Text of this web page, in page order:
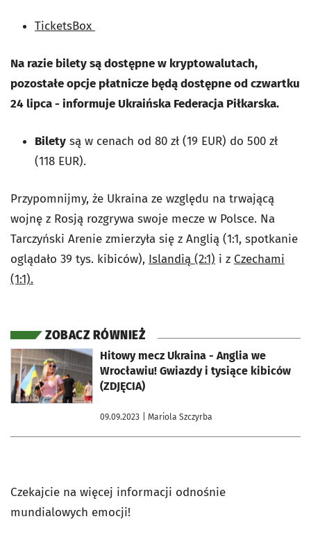
TicketsBox
Na razie bilety są dostępne w kryptowalutach,
pozostałe opcje płatnicze będą dostępne od czwartku
24 lipca - informuje Ukraińska Federacja Piłkarska.
Bilety są w cenach od 80 zł (19 EUR) do 500 zł
(118 EUR).
Przypomnijmy, że Ukraina ze względu na trwającą
wojnę z Rosją rozgrywa swoje mecze w Polsce. Na
Tarczyński Arenie zmierzyła się z Anglią (1:1, spotkanie
oglądało 39 tys. kibiców), Islandią (2:1) i z Czechami
(1:1).
ZOBACZ RÓWNIEŻ
Hitowy mecz Ukraina - Anglia we
Wrocławiu! Gwiazdy i tysiące kibiców
(ZDJĘCIA)
09.09.2023 | Mariola Szczyrba
otworzy się w nowej karcie
Czekajcie na więcej informacji odnośnie
mundialowych emocji!